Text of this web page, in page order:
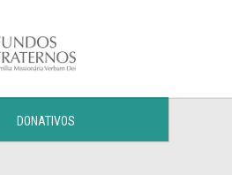
DONATIVOS